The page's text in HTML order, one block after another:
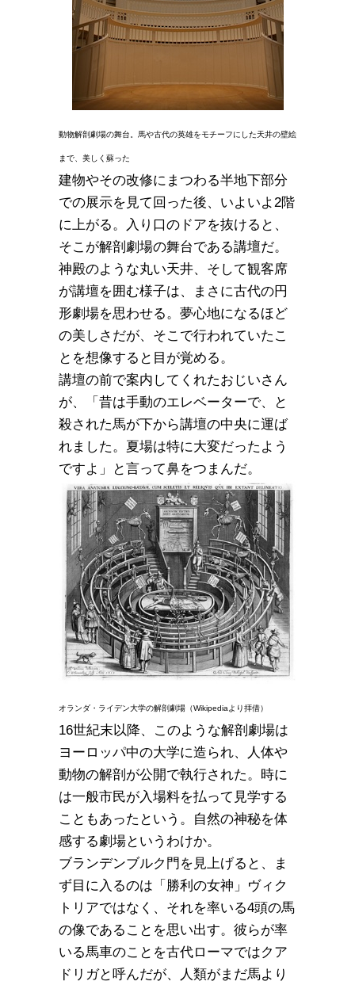
動物解剖劇場の舞台。馬や古代の英雄をモチーフにした天井の壁絵
まで、美しく蘇った
建物やその改修にまつわる半地下部分
での展示を見て回った後、いよいよ2階
に上がる。入り口のドアを抜けると、
そこが解剖劇場の舞台である講壇だ。
神殿のような丸い天井、そして観客席
が講壇を囲む様子は、まさに古代の円
形劇場を思わせる。夢心地になるほど
の美しさだが、そこで行われていたこ
とを想像すると目が覚める。
講壇の前で案内してくれたおじいさん
が、「昔は手動のエレベーターで、と
殺された馬が下から講壇の中央に運ば
れました。夏場は特に大変だったよう
ですよ」と言って鼻をつまんだ。
オランダ・ライデン大学の解剖劇場（Wikipediaより拝借）
16世紀末以降、このような解剖劇場は
ヨーロッパ中の大学に造られ、人体や
動物の解剖が公開で執行された。時に
は一般市民が入場料を払って見学する
こともあったという。自然の神秘を体
感する劇場というわけか。
ブランデンブルク門を見上げると、ま
ず目に入るのは「勝利の女神」ヴィク
トリアではなく、それを率いる4頭の馬
の像であることを思い出す。彼らが率
いる馬車のことを古代ローマではクア
ドリガと呼んだが、人類がまだ馬より